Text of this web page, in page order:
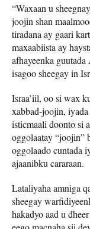
“Waxaan u
joojin shan
tiradana ay gaari
maxaabiista ay
afhayeenka
isagoo sheegay in
Israa’iil, oo si wax
xabbad-joojin,
isticmaali doonto si
oggolaatay “joojin”
oggolaado cuntada
ajaanibku cararaan.
Lataliyaha amniga
sheegay
hakadyo aad u